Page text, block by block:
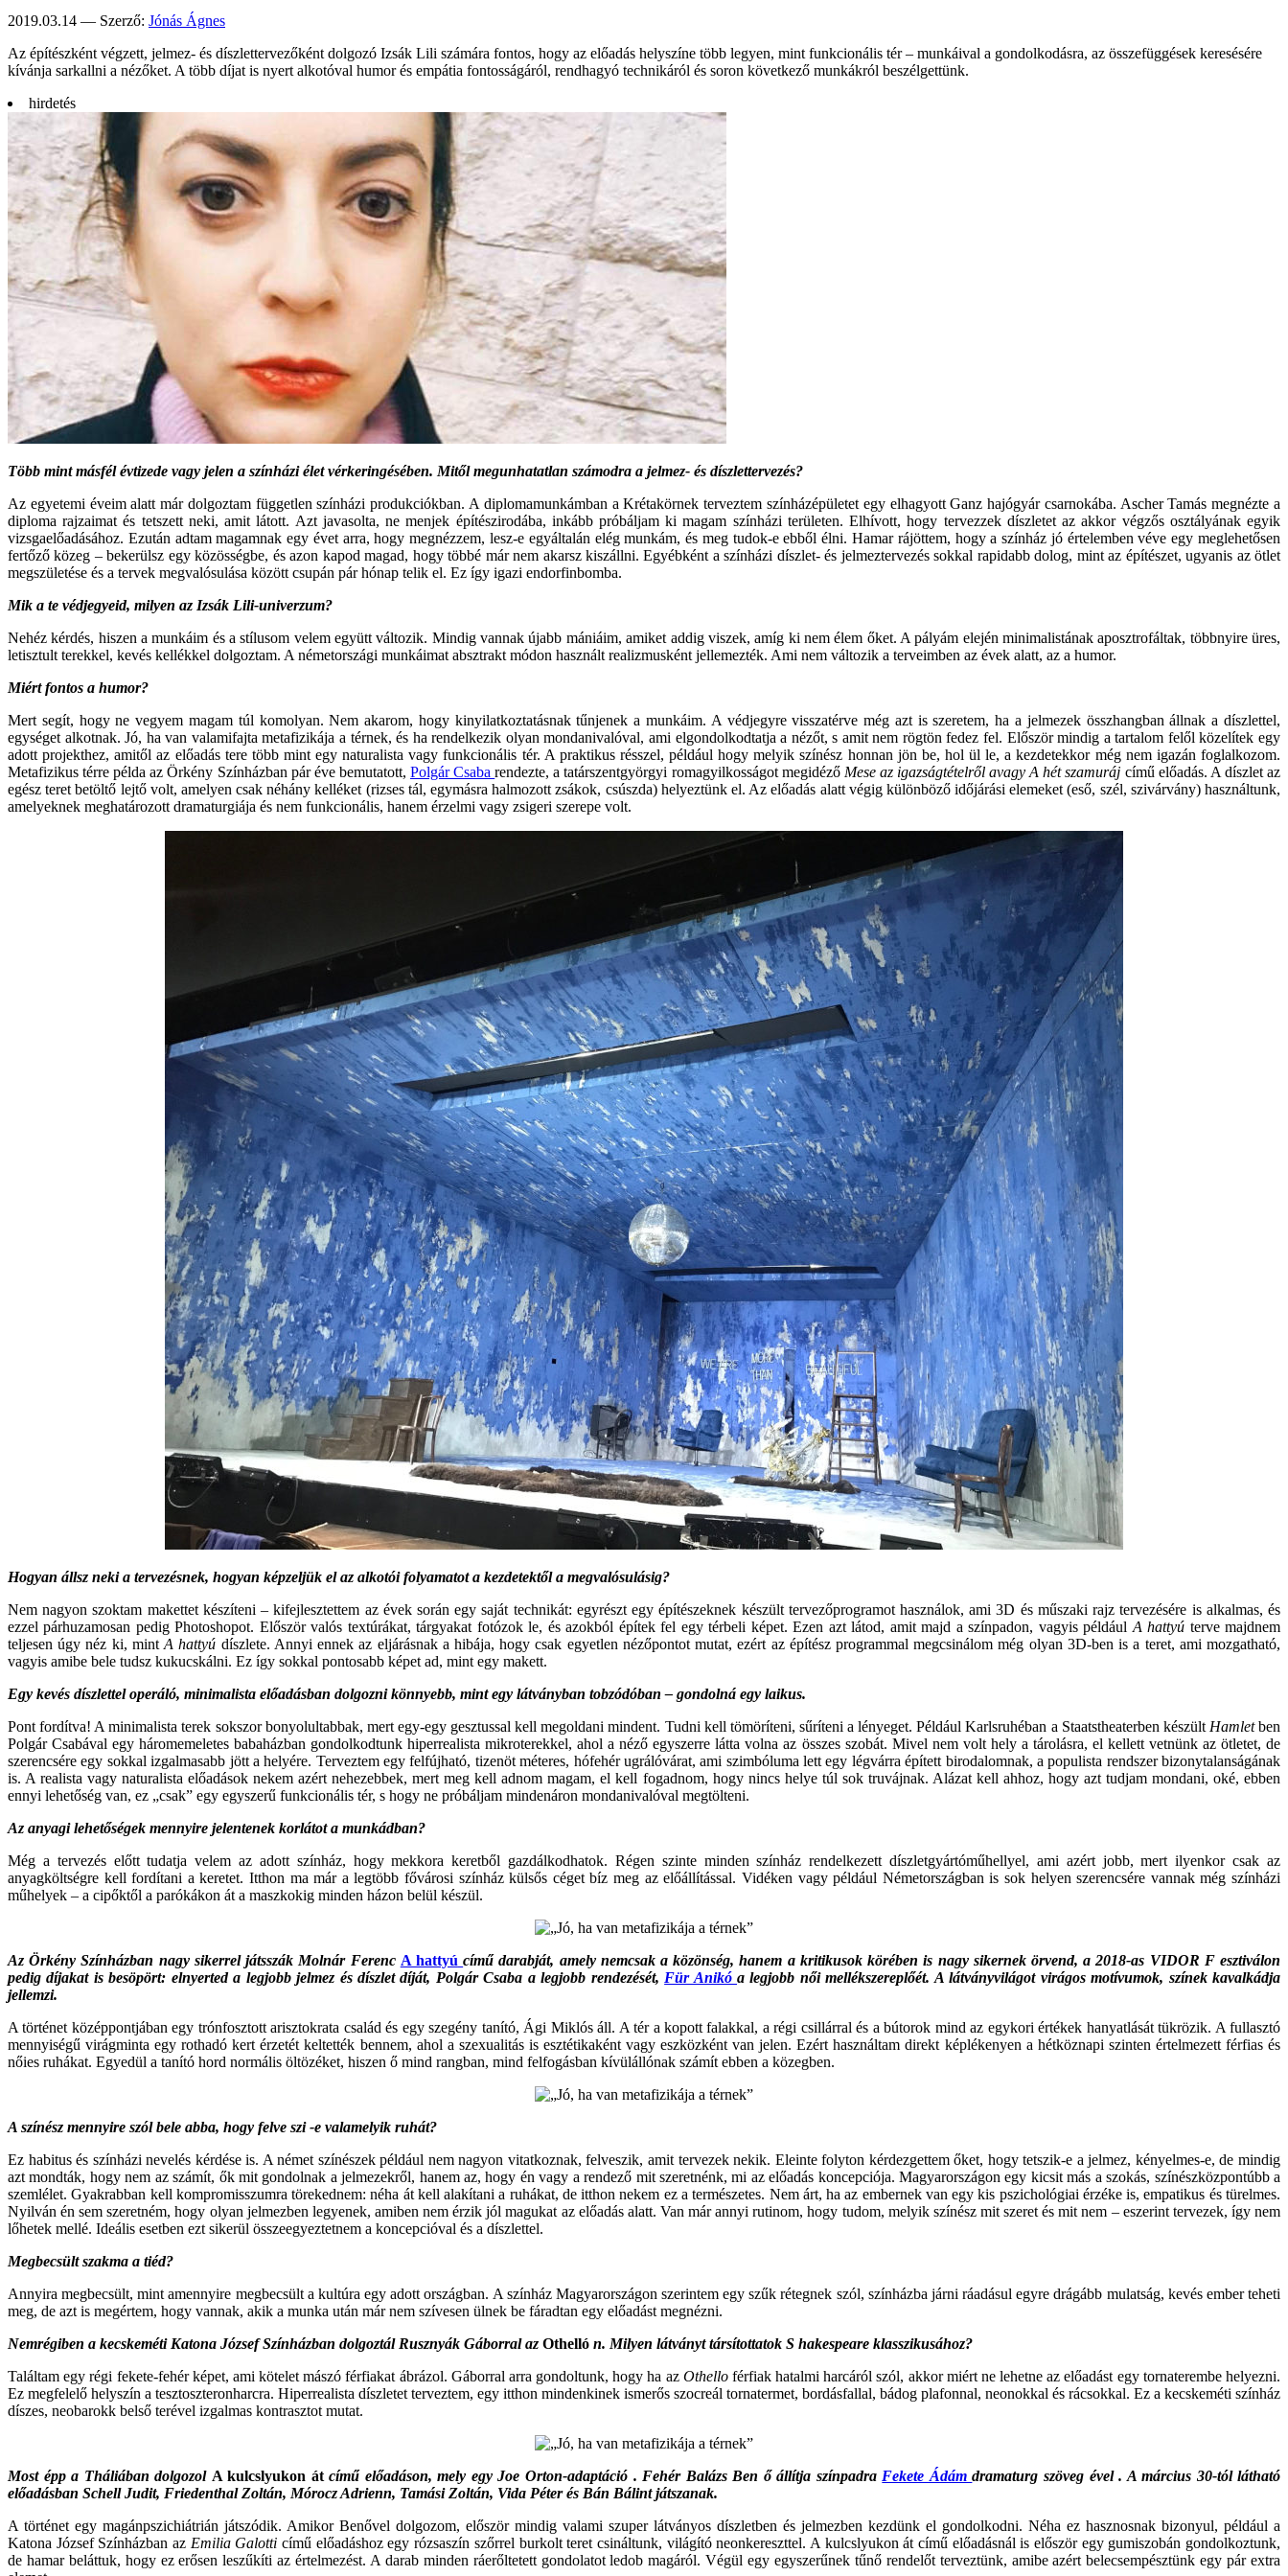
2019.03.14 — Szerző: Jónás Ágnes
Az építészként végzett, jelmez- és díszlettervezőként dolgozó Izsák Lili számára fontos, hogy az előadás helyszíne több legyen, mint funkcionális tér – munkáival a gondolkodásra, az összefüggések keresésére
kívánja sarkallni a nézőket. A több díjat is nyert alkotóval humor és empátia fontosságáról, rendhagyó technikáról és soron következő munkákról beszélgettünk.
hirdetés
Több mint másfél évtizede vagy jelen a színházi élet vérkeringésében. Mitől megunhatatlan számodra a jelmez- és díszlettervezés?
Az egyetemi éveim alatt már dolgoztam független színházi produkciókban. A diplomamunkámban a Krétakörnek terveztem színházépületet egy elhagyott Ganz hajógyár csarnokába. Ascher Tamás megnézte a
diploma rajzaimat és tetszett neki, amit látott. Azt javasolta, ne menjek építészirodába, inkább próbáljam ki magam színházi területen. Elhívott, hogy tervezzek díszletet az akkor végzős osztályának egyik
vizsgaelőadásához. Ezután adtam magamnak egy évet arra, hogy megnézzem, lesz-e egyáltalán elég munkám, és meg tudok-e ebből élni. Hamar rájöttem, hogy a színház jó értelemben véve egy meglehetősen
fertőző közeg – bekerülsz egy közösségbe, és azon kapod magad, hogy többé már nem akarsz kiszállni. Egyébként a színházi díszlet- és jelmeztervezés sokkal rapidabb dolog, mint az építészet, ugyanis az ötlet
megszületése és a tervek megvalósulása között csupán pár hónap telik el. Ez így igazi endorfinbomba.
Mik a te védjegyeid, milyen az Izsák Lili-univerzum?
Nehéz kérdés, hiszen a munkáim és a stílusom velem együtt változik. Mindig vannak újabb mániáim, amiket addig viszek, amíg ki nem élem őket. A pályám elején minimalistának aposztrofáltak, többnyire üres,
letisztult terekkel, kevés kellékkel dolgoztam. A németországi munkáimat absztrakt módon használt realizmusként jellemezték. Ami nem változik a terveimben az évek alatt, az a humor.
Miért fontos a humor?
Mert segít, hogy ne vegyem magam túl komolyan. Nem akarom, hogy kinyilatkoztatásnak tűnjenek a munkáim. A védjegyre visszatérve még azt is szeretem, ha a jelmezek összhangban állnak a díszlettel,
egységet alkotnak. Jó, ha van valamifajta metafizikája a térnek, és ha rendelkezik olyan mondanivalóval, ami elgondolkodtatja a nézőt, s amit nem rögtön fedez fel. Először mindig a tartalom felől közelítek egy
adott projekthez, amitől az előadás tere több mint egy naturalista vagy funkcionális tér. A praktikus résszel, például hogy melyik színész honnan jön be, hol ül le, a kezdetekkor még nem igazán foglalkozom.
Metafizikus térre példa az Örkény Színházban pár éve bemutatott, Polgár Csabarendezte, a tatárszentgyörgyi romagyilkosságot megidéző Mese az igazságtételről avagy A hét szamuráj című előadás. A díszlet az
egész teret betöltő lejtő volt, amelyen csak néhány kelléket (rizses tál, egymásra halmozott zsákok, csúszda) helyeztünk el. Az előadás alatt végig különböző időjárási elemeket (eső, szél, szivárvány) használtunk,
amelyeknek meghatározott dramaturgiája és nem funkcionális, hanem érzelmi vagy zsigeri szerepe volt.
Hogyan állsz neki a tervezésnek, hogyan képzeljük el az alkotói folyamatot a kezdetektől a megvalósulásig?
Nem nagyon szoktam makettet készíteni – kifejlesztettem az évek során egy saját technikát: egyrészt egy építészeknek készült tervezőprogramot használok, ami 3D és műszaki rajz tervezésére is alkalmas, és
ezzel párhuzamosan pedig Photoshopot. Először valós textúrákat, tárgyakat fotózok le, és azokból építek fel egy térbeli képet. Ezen azt látod, amit majd a színpadon, vagyis például A hattyú terve majdnem
teljesen úgy néz ki, mintA hattyú díszlete. Annyi ennek az eljárásnak a hibája, hogy csak egyetlen nézőpontot mutat, ezért az építész programmal megcsinálom még olyan 3D-ben is a teret, ami mozgatható,
vagyis amibe bele tudsz kukucskálni. Ez így sokkal pontosabb képet ad, mint egy makett.
Egy kevés díszlettel operáló, minimalista előadásban dolgozni könnyebb, mint egy látványban tobzódóban– gondolná egy laikus.
Pont fordítva! A minimalista terek sokszor bonyolultabbak, mert egy-egy gesztussal kell megoldani mindent. Tudni kell tömöríteni, sűríteni a lényeget. Például Karlsruhéban a Staatstheaterben készült Hamletben
Polgár Csabával egy háromemeletes babaházban gondolkodtunk hiperrealista mikroterekkel, ahol a néző egyszerre látta volna az összes szobát. Mivel nem volt hely a tárolásra, el kellett vetnünk az ötletet, de
szerencsére egy sokkal izgalmasabb jött a helyére. Terveztem egy felfújható, tizenöt méteres, hófehér ugrálóvárat, ami szimbóluma lett egy légvárra épített birodalomnak, a populista rendszer bizonytalanságának
is. A realista vagy naturalista előadások nekem azért nehezebbek, mert meg kell adnom magam, el kell fogadnom, hogy nincs helye túl sok truvájnak. Alázat kell ahhoz, hogy azt tudjam mondani, oké, ebben
ennyi lehetőség van, ez „csak” egy egyszerű funkcionális tér, s hogy ne próbáljam mindenáron mondanivalóval megtölteni.
Az anyagi lehetőségek mennyire jelentenek korlátot a munkádban?
Még a tervezés előtt tudatja velem az adott színház, hogy mekkora keretből gazdálkodhatok. Régen szinte minden színház rendelkezett díszletgyártóműhellyel, ami azért jobb, mert ilyenkor csak az
anyagköltségre kell fordítani a keretet. Itthon ma már a legtöbb fővárosi színház külsős céget bíz meg az előállítással. Vidéken vagy például Németországban is sok helyen szerencsére vannak még színházi
műhelyek – a cipőktől a parókákon át a maszkokig minden házon belül készül.
Az Örkény Színházban nagy sikerrel játsszák Molnár Ferenc A hattyú című darabját, amely nemcsak a közönség, hanem a kritikusok körében is nagy sikernek örvend, a 2018-as VIDOR F esztiválon
pedig díjakat is besöpört: elnyerted a legjobb jelmez és díszlet díját, Polgár Csaba a legjobb rendezését, Für Anikóa legjobb női mellékszereplőét. A látványvilágot virágos motívumok, színek kavalkádja
jellemzi.
A történet középpontjában egy trónfosztott arisztokrata család és egy szegény tanító, Ági Miklós áll. A tér a kopott falakkal, a régi csillárral és a bútorok mind az egykori értékek hanyatlását tükrözik. A fullasztó
mennyiségű virágminta egy rothadó kert érzetét keltették bennem, ahol a szexualitás is esztétikaként vagy eszközként van jelen. Ezért használtam direkt képlékenyen a hétköznapi szinten értelmezett férfias és
nőies ruhákat. Egyedül a tanító hord normális öltözéket, hiszen ő mind rangban, mind felfogásban kívülállónak számít ebben a közegben.
A színész mennyire szól bele abba, hogy felve szi -e valamelyik ruhát?
Ez habitus és színházi nevelés kérdése is. A német színészek például nem nagyon vitatkoznak, felveszik, amit tervezek nekik. Eleinte folyton kérdezgettem őket, hogy tetszik-e a jelmez, kényelmes-e, de mindig
azt mondták, hogy nem az számít, ők mit gondolnak a jelmezekről, hanem az, hogy én vagy a rendező mit szeretnénk, mi az előadás koncepciója. Magyarországon egy kicsit más a szokás, színészközpontúbb a
szemlélet. Gyakrabban kell kompromisszumra törekednem: néha át kell alakítani a ruhákat, de itthon nekem ez a természetes. Nem árt, ha az embernek van egy kis pszichológiai érzéke is, empatikus és türelmes.
Nyilván én sem szeretném, hogy olyan jelmezben legyenek, amiben nem érzik jól magukat az előadás alatt. Van már annyi rutinom, hogy tudom, melyik színész mit szeret és mit nem – eszerint tervezek, így nem
lőhetek mellé. Ideális esetben ezt sikerül összeegyeztetnem a koncepcióval és a díszlettel.
Megbecsült szakma a tiéd?
Annyira megbecsült, mint amennyire megbecsült a kultúra egy adott országban. A színház Magyarországon szerintem egy szűk rétegnek szól, színházba járni ráadásul egyre drágább mulatság, kevés ember teheti
meg, de azt is megértem, hogy vannak, akik a munka után már nem szívesen ülnek be fáradtan egy előadást megnézni.
Nemrégiben a kecskeméti Katona József Színházban dolgoztál Rusznyák Gáborral az Othelló n. Milyen látványt társítottatok S hakespeare klasszikusához?
Találtam egy régi fekete-fehér képet, ami kötelet mászó férfiakat ábrázol. Gáborral arra gondoltunk, hogy ha az Othelloférfiak hatalmi harcáról szól, akkor miért ne lehetne az előadást egy tornaterembe helyezni.
Ez megfelelő helyszín a tesztoszteronharcra. Hiperrealista díszletet terveztem, egy itthon mindenkinek ismerős szocreál tornatermet, bordásfallal, bádog plafonnal, neonokkal és rácsokkal. Ez a kecskeméti színház
díszes, neobarokk belső terével izgalmas kontrasztot mutat.
Most épp a Tháliában dolgozol A kulcslyukon át című előadáson, mely egy Joe Orton-adaptáció . Fehér Balázs Ben ő állítja színpadra Fekete Ádámdramaturg szöveg ével . A március 30-tól látható
előadásban Schell Judit, Friedenthal Zoltán, Mórocz Adrienn, Tamási Zoltán, Vida Péter és Bán Bálint játszanak.
A történet egy magánpszichiátrián játszódik. Amikor Benővel dolgozom, először mindig valami szuper látványos díszletben és jelmezben kezdünk el gondolkodni. Néha ez hasznosnak bizonyul, például a
Katona József Színházban az Emilia Galotti című előadáshoz egy rózsaszín szőrrel burkolt teret csináltunk, világító neonkereszttel. A kulcslyukon át című előadásnál is először egy gumiszobán gondolkoztunk,
de hamar beláttuk, hogy ez erősen leszűkíti az értelmezést. A darab minden ráerőltetett gondolatot ledob magáról. Végül egy egyszerűnek tűnő rendelőt terveztünk, amibe azért belecsempésztünk egy pár extra